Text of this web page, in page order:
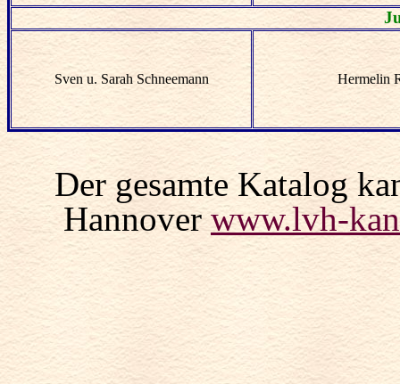
Sven u. Sarah Schneemann Hermelin
Der gesamte Katalog
Hannoverwww.lvh-